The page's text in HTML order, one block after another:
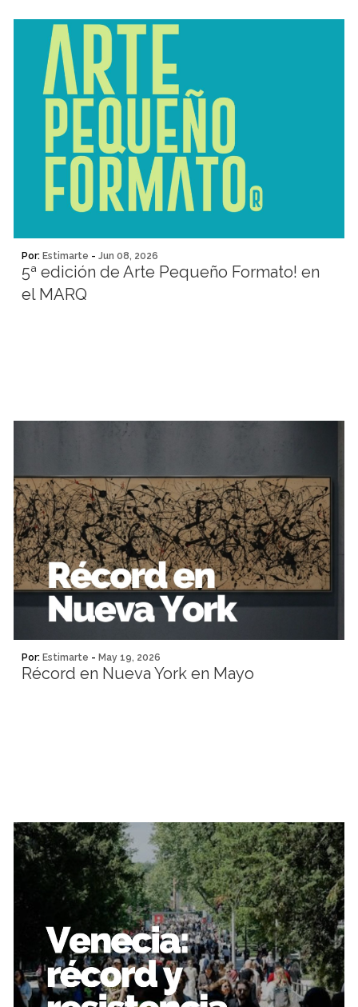
Por: Estimarte - Jun 08, 2026
5ª edición de Arte Pequeño Formato! en
el MARQ
Por: Estimarte - May 19, 2026
Récord en Nueva York en Mayo